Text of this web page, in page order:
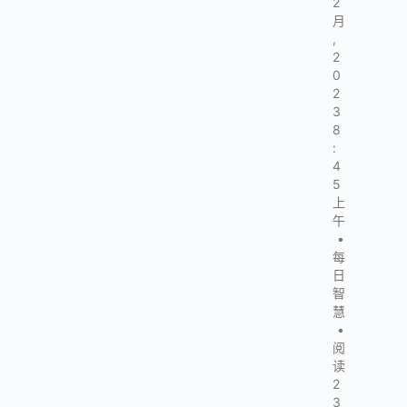
月
,
2
0
2
3
8
:
4
5
上
午
•
每
日
智
慧
•
阅
读
2
3